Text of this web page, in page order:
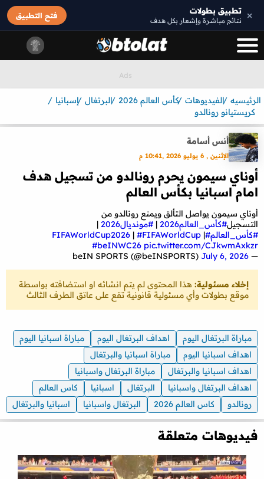
× تطبيق بطولات
نتائج مباشرة وإشعار بكل هدف
فتح التطبيق
الرئيسيه الفيديوهات كأس العالم 2026 البرتغال إسبانيا
كريستيانو رونالدو
أنس أسامة
الإثنين , 6 يوليو 2026 ,10:41 م
أوناي سيمون يحرم رونالدو من تسجيل هدف
امام اسبانيا بكأس العالم
أوناي سيمون يواصل التألق ويمنع رونالدو من
التسجيل#كأس_العالم2026 | #مونديال2026
|
#كأس_العالم#FIFAWorldCup2026
| #FIFAWorldCup |
#beINWC26 pic.twitter.com/CJkwmAxkzr
— beIN SPORTS (@beINSPORTS)
July 6, 2026
إخلاء مسئولية: هذا المحتوى لم يتم انشائه او استضافته بواسطة
موقع بطولات وأي مسئولية قانونية تقع على عاتق الطرف الثالث
مباراة البرتغال اليوم اهداف البرتغال اليوم
مباراة اسبانيا اليوم
اهداف اسبانيا اليوم
مباراة اسبانيا والبرتغال
اهداف اسبانيا والبرتغال
مباراة البرتغال واسبانيا
اهداف البرتغال واسبانيا
البرتغال اسبانيا
كاس العالم
رونالدو
كاس العالم 2026 البرتغال واسبانيا اسبانيا والبرتغال
فيديوهات متعلقة